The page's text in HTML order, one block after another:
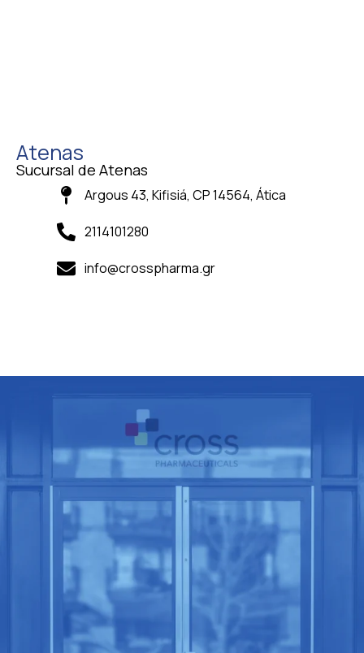
Atenas
Sucursal de Atenas
Argous 43, Kifisiá, CP 14564, Ática
2114101280
info@crosspharma.gr